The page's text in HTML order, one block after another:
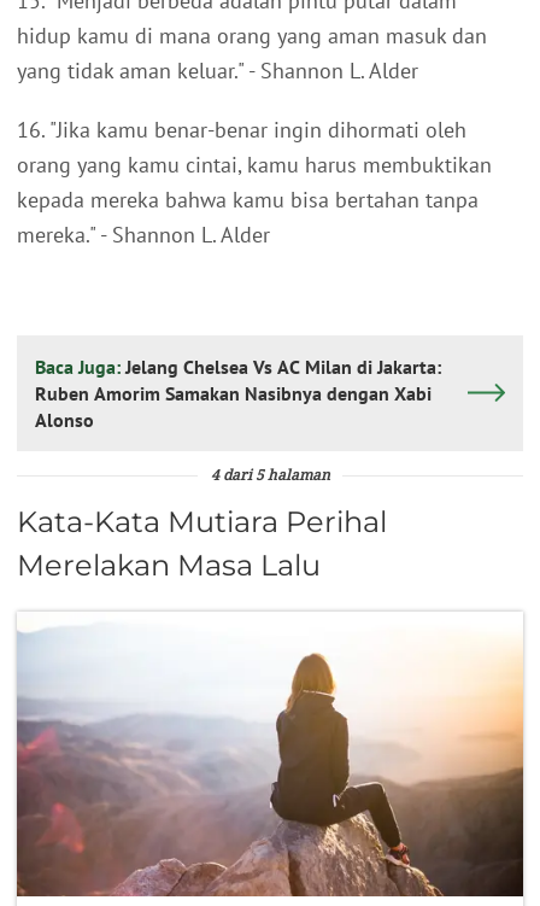
hidup kamu di mana orang yang aman masuk dan
yang tidak aman keluar." - Shannon L. Alder
16. "Jika kamu benar-benar ingin dihormati oleh
orang yang kamu cintai, kamu harus membuktikan
kepada mereka bahwa kamu bisa bertahan tanpa
mereka." - Shannon L. Alder
Baca Juga: Jelang Chelsea Vs AC Milan di Jakarta:
Ruben Amorim Samakan Nasibnya dengan Xabi
Alonso
4 dari 5 halaman
Kata-Kata Mutiara Perihal
Merelakan Masa Lalu